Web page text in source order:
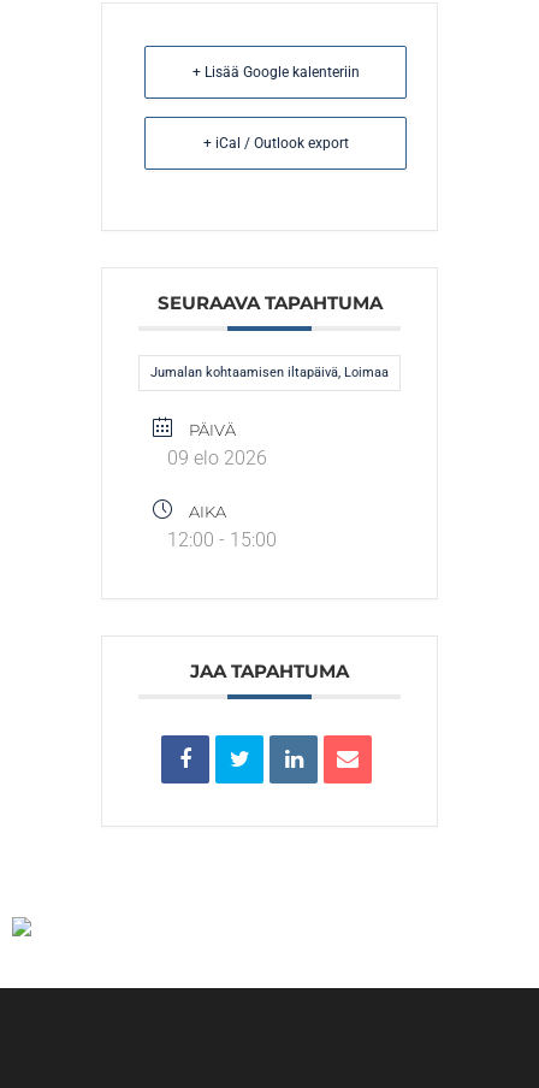
+ Lisää Google kalenteriin
+ iCal / Outlook export
SEURAAVA TAPAHTUMA
Jumalan kohtaamisen iltapäivä, Loimaa
PÄIVÄ
09 elo 2026
AIKA
12:00 - 15:00
JAA TAPAHTUMA